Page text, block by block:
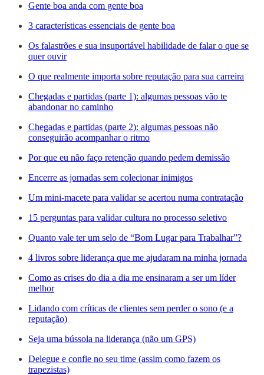
Gente boa anda com gente boa
3 características essenciais de gente boa
Os falastrões e sua insuportável habilidade de falar o que se
quer ouvir
O que realmente importa sobre reputação para sua carreira
Chegadas e partidas (parte 1): algumas pessoas vão te
abandonar no caminho
Chegadas e partidas (parte 2): algumas pessoas não
conseguirão acompanhar o ritmo
Por que eu não faço retenção quando pedem demissão
Encerre as jornadas sem colecionar inimigos
Um mini-macete para validar se acertou numa contratação
15 perguntas para validar cultura no processo seletivo
Quanto vale ter um selo de “Bom Lugar para Trabalhar”?
4 livros sobre liderança que me ajudaram na minha jornada
Como as crises do dia a dia me ensinaram a ser um líder
melhor
Lidando com críticas de clientes sem perder o sono (e a
reputação)
Seja uma bússola na liderança (não um GPS)
Delegue e confie no seu time (assim como fazem os
trapezistas)